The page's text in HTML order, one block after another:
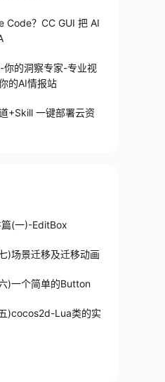
Code？CC GUI 把 AI
的洞察专家-专业视
的AI情报站
+Skill 一键部署云资
(一)-EditBox
)场景迁移及迁移动画
)一个简单的Button
)cocos2d-Lua类的实